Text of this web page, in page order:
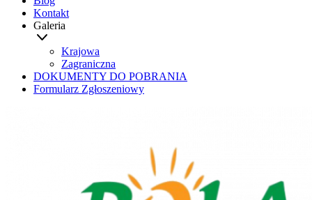
Kontakt
Galeria
Krajowa
Zagraniczna
DOKUMENTY DO POBRANIA
Formularz Zgłoszeniowy